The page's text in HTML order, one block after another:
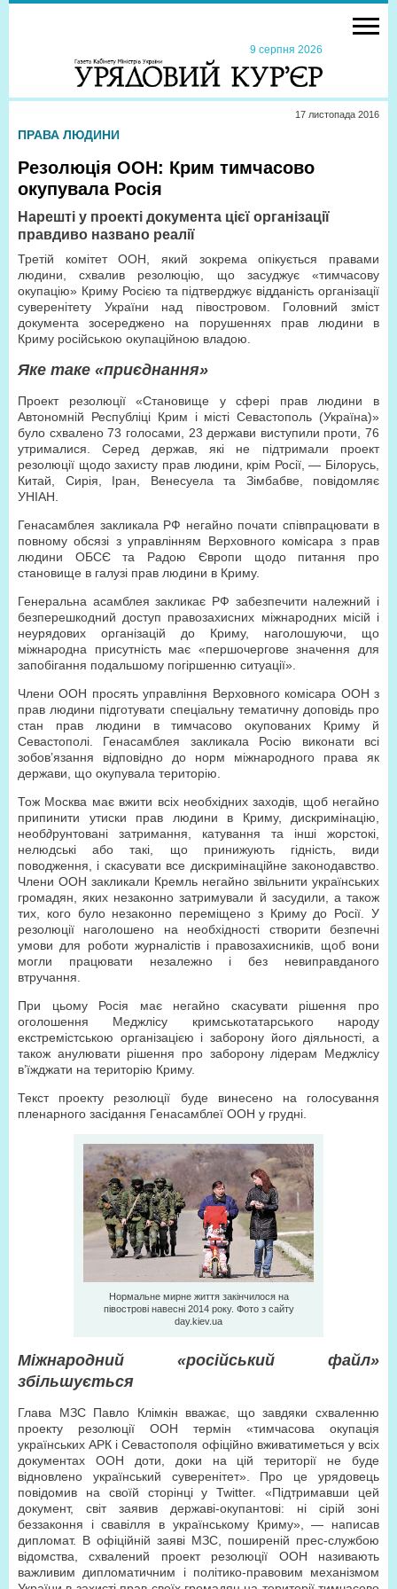
9 серпня 2026
17 листопада 2016
ПРАВА ЛЮДИНИ
Резолюція ООН: Крим тимчасово
окупувала Росія
Нарешті у проекті документа цієї організації
правдиво названо реалії
Третій комітет ООН, який зокрема опікується правами
людини, схвалив резолюцію, що засуджує «тимчасову
окупацію» Криму Росією та підтверджує відданість організації
суверенітету України над півостровом. Головний зміст
документа зосереджено на порушеннях прав людини в
Криму російською окупаційною владою.
Яке таке «приєднання»
Проект резолюції «Становище у сфері прав людини в
Автономній Республіці Крим і місті Севастополь (Україна)»
було схвалено 73 голосами, 23 держави виступили проти, 76
утрималися. Серед держав, які не підтримали проект
резолюції щодо захисту прав людини, крім Росії, — Білорусь,
Китай, Сирія, Іран, Венесуела та Зімбабве, повідомляє
УНІАН.
Генасамблея закликала РФ негайно почати співпрацювати в
повному обсязі з управлінням Верховного комісара з прав
людини ОБСЄ та Радою Європи щодо питання про
становище в галузі прав людини в Криму.
Генеральна асамблея закликає РФ забезпечити належний і
безперешкодний доступ правозахисних міжнародних місій і
неурядових організацій до Криму, наголошуючи, що
міжнародна присутність має «першочергове значення для
запобігання подальшому погіршенню ситуації».
Члени ООН просять управління Верховного комісара ООН з
прав людини підготувати спеціальну тематичну доповідь про
стан прав людини в тимчасово окупованих Криму й
Севастополі. Генасамблея закликала Росію виконати всі
зобов’язання відповідно до норм міжнародного права як
держави, що окупувала територію.
Тож Москва має вжити всіх необхідних заходів, щоб негайно
припинити утиски прав людини в Криму, дискримінацію,
необ∂рунтовані затримання, катування та інші жорстокі,
нелюдські або такі, що принижують гідність, види
поводження, і скасувати все дискримінаційне законодавство.
Члени ООН закликали Кремль негайно звільнити українських
громадян, яких незаконно затримували й засудили, а також
тих, кого було незаконно переміщено з Криму до Росії. У
резолюції наголошено на необхідності створити безпечні
умови для роботи журналістів і правозахисників, щоб вони
могли працювати незалежно і без невиправданого
втручання.
При цьому Росія має негайно скасувати рішення про
оголошення Меджлісу кримськотатарського народу
екстремістською організацією і заборону його діяльності, а
також анулювати рішення про заборону лідерам Меджлісу
в’їжджати на територію Криму.
Текст проекту резолюції буде винесено на голосування
пленарного засідання Генасамблеї ООН у грудні.
Нормальне мирне життя закінчилося на
півострові навесні 2014 року. Фото з сайту
day.kiev.ua
Міжнародний «російський файл»
збільшується
Глава МЗС Павло Клімкін вважає, що завдяки схваленню
проекту резолюції ООН термін «тимчасова окупація
українських АРК і Севастополя офіційно вживатиметься у всіх
документах ООН доти, доки на цій території не буде
відновлено український суверенітет». Про це урядовець
повідомив на своїй сторінці у Twitter. «Підтримавши цей
документ, світ заявив державі-окупантові: ні сірій зоні
беззаконня і свавілля в українському Криму», — написав
дипломат. В офіційній заяві МЗС, поширеній прес-службою
відомства, схвалений проект резолюції ООН називають
важливим дипломатичним і політико-правовим механізмом